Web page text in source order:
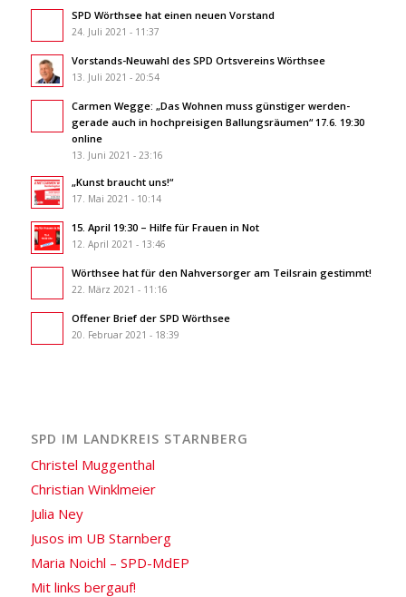
SPD Wörthsee hat einen neuen Vorstand
24. Juli 2021 - 11:37
Vorstands-Neuwahl des SPD Ortsvereins Wörthsee
13. Juli 2021 - 20:54
Carmen Wegge: „Das Wohnen muss günstiger werden-
gerade auch in hochpreisigen Ballungsräumen“ 17.6. 19:30
online
13. Juni 2021 - 23:16
„Kunst braucht uns!“
17. Mai 2021 - 10:14
15. April 19:30 – Hilfe für Frauen in Not
12. April 2021 - 13:46
Wörthsee hat für den Nahversorger am Teilsrain gestimmt!
22. März 2021 - 11:16
Offener Brief der SPD Wörthsee
20. Februar 2021 - 18:39
SPD IM LANDKREIS STARNBERG
Christel Muggenthal
Christian Winklmeier
Julia Ney
Jusos im UB Starnberg
Maria Noichl – SPD-MdEP
Mit links bergauf!